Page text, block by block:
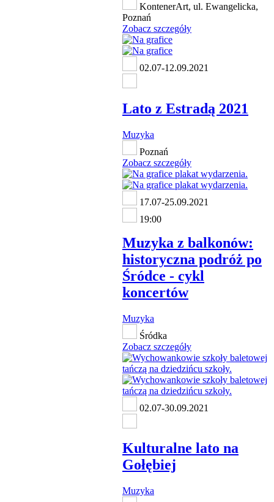
KontenerArt, ul. Ewangelicka,
Poznań
Zobacz szczegóły
02.07-12.09.2021
Lato z Estradą 2021
Muzyka
Poznań
Zobacz szczegóły
17.07-25.09.2021
19:00
Muzyka z balkonów:
historyczna podróż po
Śródce - cykl
koncertów
Muzyka
Śródka
Zobacz szczegóły
02.07-30.09.2021
Kulturalne lato na
Gołębiej
Muzyka